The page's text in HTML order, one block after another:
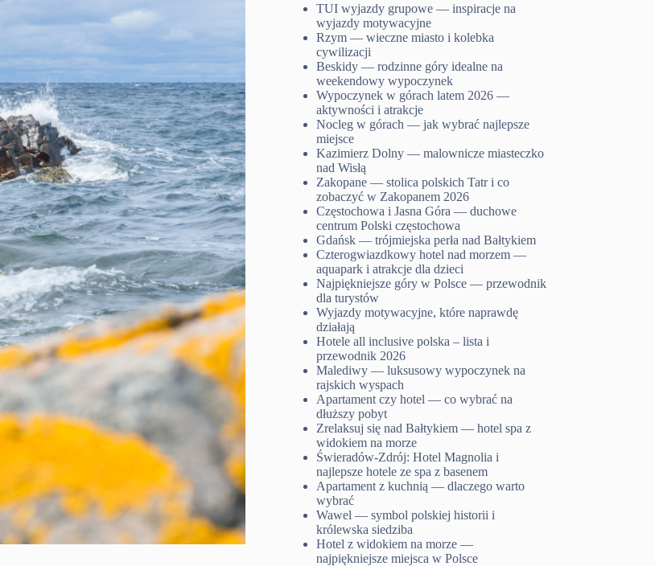
TUI wyjazdy grupowe — inspiracje na
wyjazdy motywacyjne
Rzym — wieczne miasto i kolebka
cywilizacji
Beskidy — rodzinne góry idealne na
weekendowy wypoczynek
Wypoczynek w górach latem 2026 —
aktywności i atrakcje
Nocleg w górach — jak wybrać najlepsze
miejsce
Kazimierz Dolny — malownicze miasteczko
nad Wisłą
Zakopane — stolica polskich Tatr i co
zobaczyć w Zakopanem 2026
Częstochowa i Jasna Góra — duchowe
centrum Polski częstochowa
Gdańsk — trójmiejska perła nad Bałtykiem
Czterogwiazdkowy hotel nad morzem —
aquapark i atrakcje dla dzieci
Najpiękniejsze góry w Polsce — przewodnik
dla turystów
Wyjazdy motywacyjne, które naprawdę
działają
Hotele all inclusive polska – lista i
przewodnik 2026
Malediwy — luksusowy wypoczynek na
rajskich wyspach
Apartament czy hotel — co wybrać na
dłuższy pobyt
Zrelaksuj się nad Bałtykiem — hotel spa z
widokiem na morze
Świeradów-Zdrój: Hotel Magnolia i
najlepsze hotele ze spa z basenem
Apartament z kuchnią — dlaczego warto
wybrać
Wawel — symbol polskiej historii i
królewska siedziba
Hotel z widokiem na morze —
najpiękniejsze miejsca w Polsce